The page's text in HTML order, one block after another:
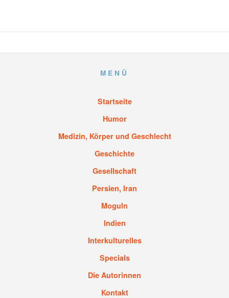
MENÜ
Startseite
Humor
Medizin, Körper und Geschlecht
Geschichte
Gesellschaft
Persien, Iran
Moguln
Indien
Interkulturelles
Specials
Die Autorinnen
Kontakt